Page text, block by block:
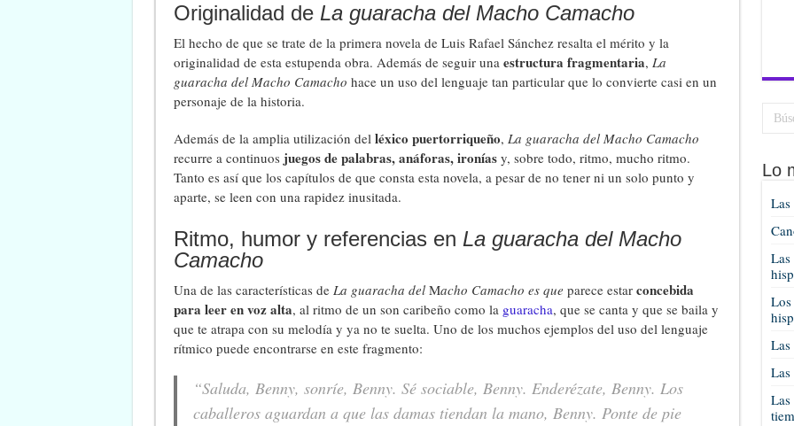
Originalidad de La guaracha del Macho Camacho
El hecho de que se trate de la primera novela de Luis Rafael Sánchez resalta el mérito y la
originalidad de esta estupenda obra. Además de seguir una estructura fragmentaria, La
guaracha del Macho Camacho hace un uso del lenguaje tan particular que lo convierte casi en un
personaje de la historia.
Además de la amplia utilización del léxico puertorriqueño, La guaracha del Macho Camacho
recurre a continuos juegos de palabras, anáforas, ironíasy, sobre todo, ritmo, mucho ritmo.
Tanto es así que los capítulos de que consta esta novela, a pesar de no tener ni un solo punto y
aparte, se leen con una rapidez inusitada.
Ritmo, humor y referencias en La guaracha del Macho
Camacho
Una de las características de La guaracha del Macho Camacho es que parece estar concebida
para leer en voz alta, al ritmo de un son caribeño como la guaracha, que se canta y que se baila y
que te atrapa con su melodía y ya no te suelta. Uno de los muchos ejemplos del uso del lenguaje
rítmico puede encontrarse en este fragmento:
“Saluda, Benny, sonríe, Benny. Sé sociable, Benny. Enderézate, Benny. Los
caballeros aguardan a que las damas tiendan la mano, Benny. Ponte de pie
Lo
Las
Los
Las
Las
Las